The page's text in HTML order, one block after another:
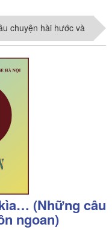
chuyện hài hước và
(Những câu
ngoan)